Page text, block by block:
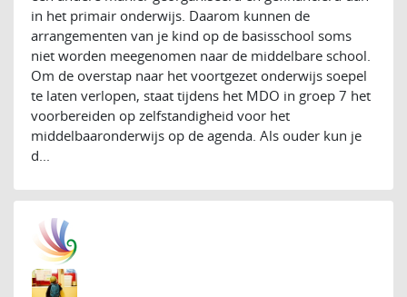
in het primair onderwijs. Daarom kunnen de
arrangementen van je kind op de basisschool soms
niet worden meegenomen naar de middelbare school.
Om de overstap naar het voortgezet onderwijs soepel
te laten verlopen, staat tijdens het MDO in groep 7 het
voorbereiden op zelfstandigheid voor het
middelbaaronderwijs op de agenda. Als ouder kun je
d...